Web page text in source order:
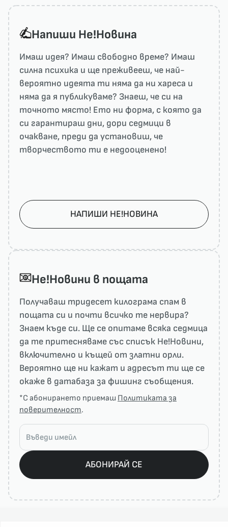
Напиши He!Новина
Имаш идея? Имаш свободно време? Имаш
силна психика и ще преживееш, че най-
вероятно идеята ти няма да ни харесa и
няма да я публикуваме? Знаеш, че си на
точното място! Ето ни форма, с която да
си гарантираш дни, дори седмици в
очакване, преди да установиш, че
творчеството ти е недооценено!
НАПИШИ НЕ!НОВИНА
He!Новини в пощата
Получаваш тридесет килограма спам в
пощата си и почти всичко те нервира?
Знаем къде си. Ще се опитаме всяка седмица
да те притесняваме със списък He!Новини,
включително и къщей от златни орли.
Вероятно ще ни кажат и адресът ти ще се
окаже в датабаза за фишинг съобщения.
*С абонирането приемаш Политиката за
поверителност.
АБОНИРАЙ СЕ